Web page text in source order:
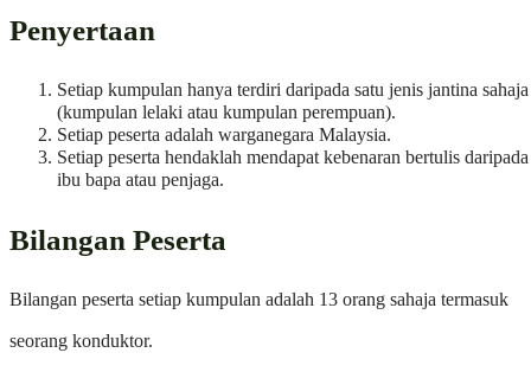
Penyertaan
Setiap kumpulan hanya terdiri daripada satu jenis jantina
(kumpulan lelaki atau kumpulan perempuan).
Setiap peserta adalah warganegara Malaysia.
Setiap peserta hendaklah mendapat kebenaran bertulis daripada
ibu bapa atau penjaga.
Bilangan Peserta
Bilangan peserta setiap kumpulan adalah 13 orang sahaja termasuk
seorang konduktor.